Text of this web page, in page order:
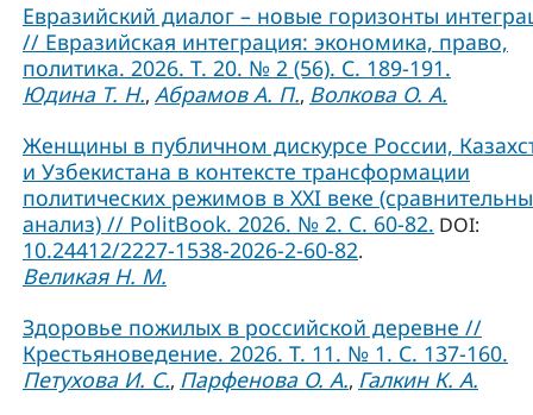
Евразийский диалог – новые горизонты
// Евразийская интеграция: экономика, право,
политика. 2026. Т. 20. № 2 (56). С. 189-191.
Юдина Т. Н., Абрамов А. П., Волкова О. А.
Женщины в публичном дискурсе России,
и Узбекистана в контексте трансформации
политических режимов в XXI веке
анализ) // PolitBook. 2026. № 2. С. 60-82. DOI:
10.24412/2227-1538-2026-2-60-82.
Великая Н. М.
Здоровье пожилых в российской деревне //
Крестьяноведение. 2026. Т. 11. № 1. С. 137-160.
Петухова И. С., Парфенова О. А., Галкин К. А.